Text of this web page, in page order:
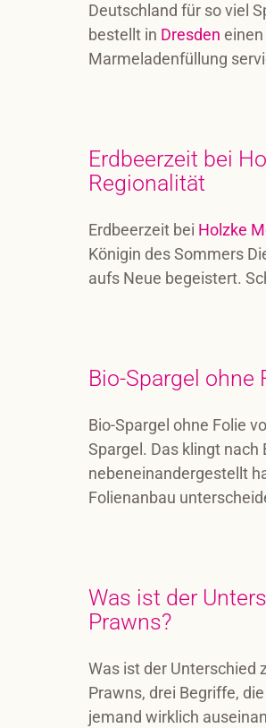
Deutschland für so viel
bestellt in Dresden
Marmeladenfüllung
Erdbeerzeit bei
Regionalität
Erdbeerzeit bei Holzke
Königin des Sommers
aufs Neue begeistert.
Bio-Spargel
Bio-Spargel ohne Folie
Spargel. Das klingt
nebeneinandergestellt
Folienanbau
Was ist der
Prawns?
Was ist der Unterschied
Prawns, drei Begriffe,
jemand wirklich